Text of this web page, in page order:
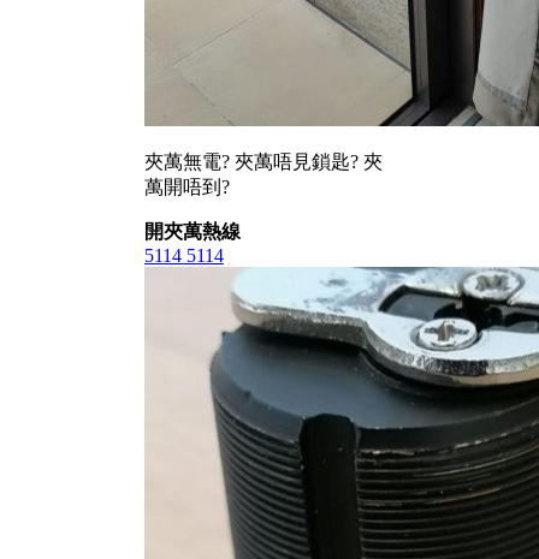
夾萬無電? 夾萬唔見鎖匙? 夾
萬開唔到?
開夾萬熱線
5114 5114